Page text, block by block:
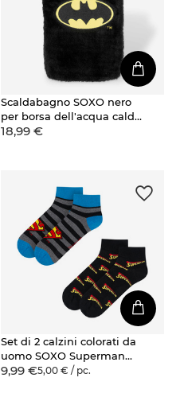
Scaldabagno SOXO nero
per borsa dell'acqua calda
con custodia in peluche
18,99 €
Set di 2 calzini colorati da
uomo SOXO Superman
DC COMICS
9,99 €5,00 € / pc.